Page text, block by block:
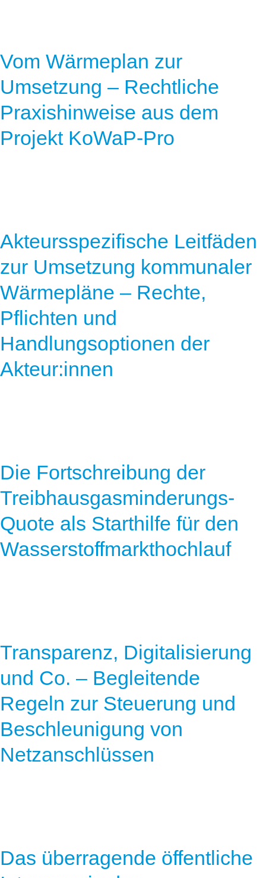
Vom Wärmeplan zur
Umsetzung – Rechtliche
Praxishinweise aus dem
Projekt KoWaP-Pro
Akteursspezifische Leitfäden
zur Umsetzung kommunaler
Wärmepläne – Rechte,
Pflichten und
Handlungsoptionen der
Akteur:innen
Die Fortschreibung der
Treibhausgasminderungs-
Quote als Starthilfe für den
Wasserstoffmarkthochlauf
Transparenz, Digitalisierung
und Co. – Begleitende
Regeln zur Steuerung und
Beschleunigung von
Netzanschlüssen
Das überragende öffentliche